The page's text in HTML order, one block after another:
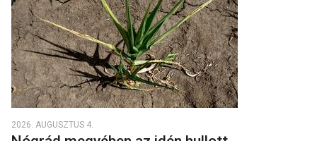
2026. AUGUSZTUS 4.